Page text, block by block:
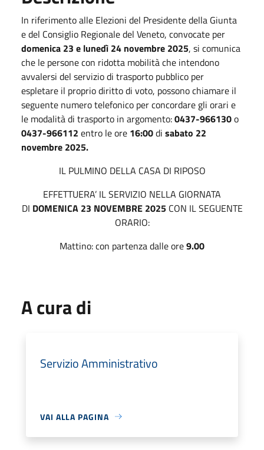
In riferimento alle Elezioni del Presidente della Giunta
e del Consiglio Regionale del Veneto, convocate per
domenica 23 e lunedì 24 novembre 2025, si comunica
che le persone con ridotta mobilità che intendono
avvalersi del servizio di trasporto pubblico per
espletare il proprio diritto di voto, possono chiamare il
seguente numero telefonico per concordare gli orari e
le modalità di trasporto in argomento:0437-966130o
0437-966112 entro le ore 16:00di sabato 22
novembre 2025.
IL PULMINO DELLA CASA DI RIPOSO
EFFETTUERA’ IL SERVIZIO NELLA GIORNATA
DI DOMENICA 23 NOVEMBRE 2025CON IL SEGUENTE
ORARIO:
Mattino: con partenza dalle ore9.00
A cura di
Servizio Amministrativo
VAI ALLA PAGINA